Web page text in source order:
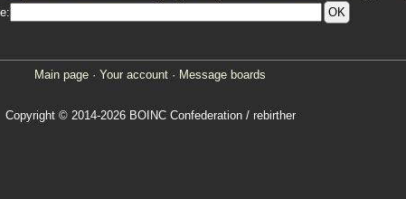
Main page · Your account · Message boards
Copyright © 2014-2026 BOINC Confederation / rebirther